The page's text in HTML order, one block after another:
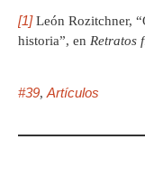
[1]León Rozitchner,
historia”, en Retratos
#39, Artículos